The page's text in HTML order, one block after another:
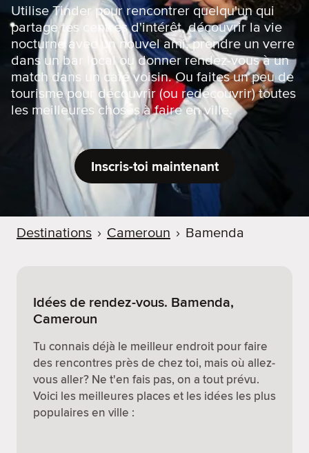
Utilise Tinder pour rencontrer quelqu'un qui
partage tes centres d'intérêt, découvrir la vie
nocturne avec un nouvel ami, prendre un verre
dans un bar local ou donner rendez-vous à un
match dans un café voisin. Ou faites un peu de
tourisme pour découvrir (ou redécouvrir) toutes
les meilleures choses à faire en ville.
Inscris-toi maintenant
Destinations › Cameroun › Bamenda
Idées de rendez-vous. Bamenda,
Cameroun
Tu connais déjà le meilleur endroit pour faire
des rencontres près de chez toi, mais où allez-
vous aller? Ne t'en fais pas, on a tout prévu.
Voici les meilleures places et les idées les plus
populaires en ville :